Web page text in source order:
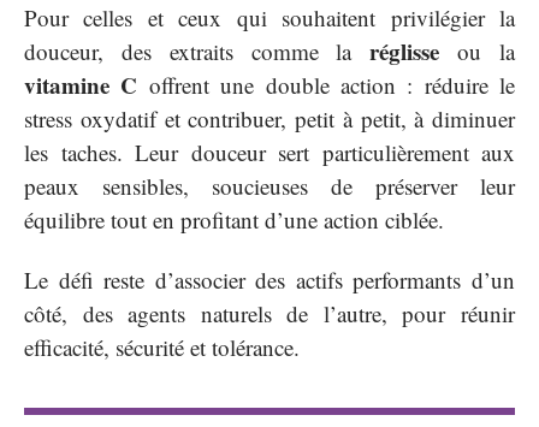
Pour celles et ceux qui souhaitent privilégier la
douceur, des extraits comme laréglisse ou la
vitamine C offrent une double action : réduire le
stress oxydatif et contribuer, petit à petit, à diminuer
les taches. Leur douceur sert particulièrement aux
peaux sensibles, soucieuses de préserver leur
équilibre tout en profitant d’une action ciblée.
Le défi reste d’associer des actifs performants d’un
côté, des agents naturels de l’autre, pour réunir
efficacité, sécurité et tolérance.